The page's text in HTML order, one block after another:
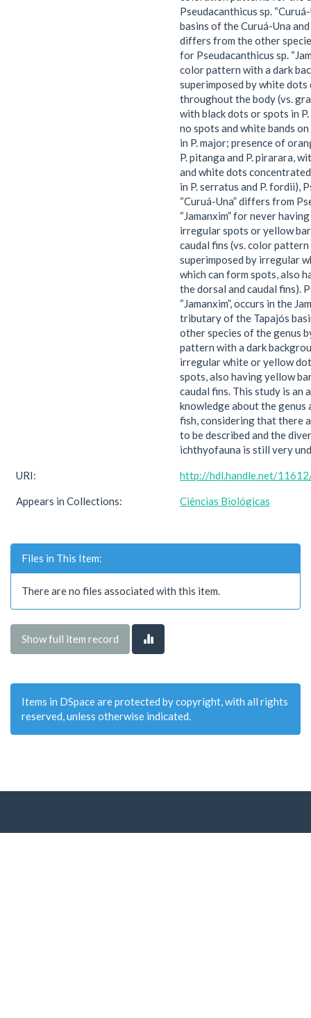
Pseudacanthicus sp.
basins of the Curuá-Una
differs from the other
for Pseudacanthicus sp.
color pattern with a dark
superimposed by white
throughout the body (vs.
with black dots or spots in
no spots and white bands
in P. major; presence of
P. pitanga and P. pirarara,
and white dots
in P. serratus and P. fordii),
“Curuá-Una” differs from
“Jamanxim” for never
irregular spots or yellow
caudal fins (vs. color
superimposed by irregular
which can form spots, also
the dorsal and caudal fins).
“Jamanxim”, occurs in the
tributary of the Tapajós
other species of the genus
pattern with a dark
irregular white or yellow
spots, also having yellow
caudal fins. This study is an
knowledge about the
fish, considering that there
to be described and the
ichthyofauna is still very
URI: http://hdl.handle.net/
Appears in Collections: Ciências Biológicas
Files in This Item:
There are no files associated with this item.
Show full item record
Items in DSpace are protected by copyright, with all rights
reserved, unless otherwise indicated.